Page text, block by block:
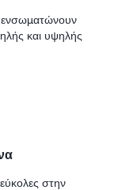
και υψηλής
στην